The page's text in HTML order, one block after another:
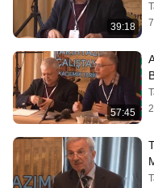
39:18
57:45